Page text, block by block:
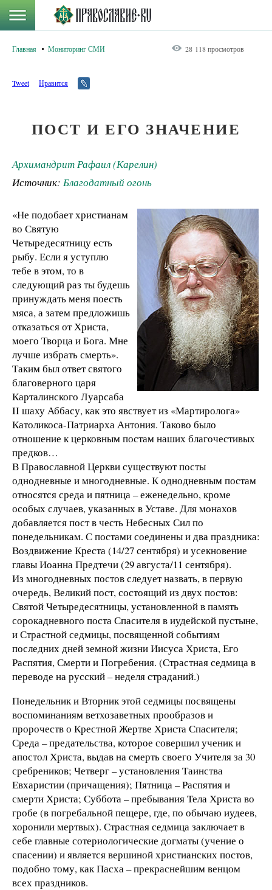
Главная Мониторинг СМИ 28 118 просмотров
Tweet Нравится
ПОСТ И ЕГО ЗНАЧЕНИЕ
Архимандрит Рафаил (Карелин)
Источник: Благодатный огонь
«Не подобает христианам
во Святую
Четыредесятницу есть
рыбу. Если я уступлю
тебе в этом, то в
следующий раз ты будешь
принуждать меня поесть
мяса, а затем предложишь
отказаться от Христа,
моего Творца и Бога. Мне
лучше избрать смерть».
Таким был ответ святого
благоверного царя
Карталинского Луарсаба
II шаху Аббасу, как это явствует из «Мартиролога»
Католикоса-Патриарха Антония. Таково было
отношение к церковным постам наших благочестивых
предков…
В Православной Церкви существуют посты
однодневные и многодневные. К однодневным постам
относятся среда и пятница – еженедельно, кроме
особых случаев, указанных в Уставе. Для монахов
добавляется пост в честь Небесных Сил по
понедельникам. С постами соединены и два праздника:
Воздвижение Креста (14/27 сентября) и усекновение
главы Иоанна Предтечи (29 августа/11 сентября).
Из многодневных постов следует назвать, в первую
очередь, Великий пост, состоящий из двух постов:
Святой Четыредесятницы, установленной в память
сорокадневного поста Спасителя в иудейской пустыне,
и Страстной седмицы, посвященной событиям
последних дней земной жизни Иисуса Христа, Его
Распятия, Смерти и Погребения. (Страстная седмица в
переводе на русский – неделя страданий.)
Понедельник и Вторник этой седмицы посвящены
воспоминаниям ветхозаветных прообразов и
пророчеств о Крестной Жертве Христа Спасителя;
Среда – предательства, которое совершил ученик и
апостол Христа, выдав на смерть своего Учителя за 30
сребреников; Четверг – установления Таинства
Евхаристии (причащения); Пятница – Распятия и
смерти Христа; Суббота – пребывания Тела Христа во
гробе (в погребальной пещере, где, по обычаю иудеев,
хоронили мертвых). Страстная седмица заключает в
себе главные сотериологические догматы (учение о
спасении) и является вершиной христианских постов,
подобно тому, как Пасха – прекраснейшим венцом
всех праздников.